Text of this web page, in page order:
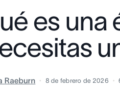
es una
Raeburn 8 de febrero de 2026